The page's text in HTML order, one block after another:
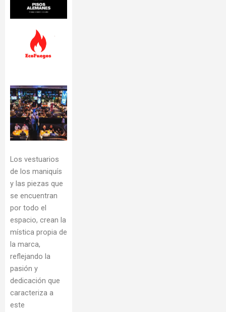
Los vestuarios
de los maniquís
y las piezas que
se encuentran
por todo el
espacio, crean la
mística propia de
la marca,
reflejando la
pasión y
dedicación que
caracteriza a
este